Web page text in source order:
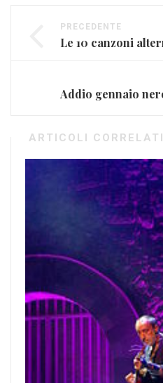
PRECEDENTE
ARTICOLI CORRELATI